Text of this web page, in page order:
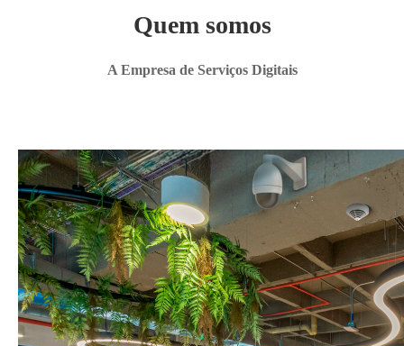
Quem somos
A Empresa de Serviços Digitais